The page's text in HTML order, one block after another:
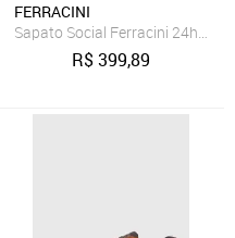
Marrom Masculino
FERRACINI
Sapato Social Ferracini 24h
R$399,89